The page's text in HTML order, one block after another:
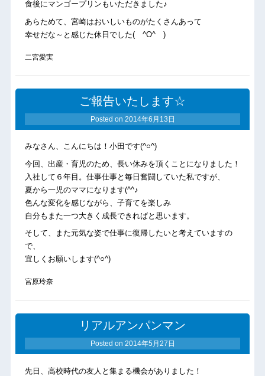
食後にマンゴープリンもいただきました♪
あらためて、宮崎はおいしいものがたくさんあって
幸せだな～と感じた休日でした( ^O^ )
二宮愛実
ご報告いたします☆
Posted on 2014年6月13日
みなさん、こんにちは！小田です(^○^)
今回、出産・育児のため、長い休みを頂くことになりました！
入社して６年目。仕事仕事と毎日奮闘していた私ですが、
夏から一児のママになります(^^♪
色んな変化を感じながら、子育てを楽しみ
自分もまた一つ大きく成長できればと思います。
そして、また元気な姿で仕事に復帰したいと考えていますの
で、
宜しくお願いします(^○^)
宮原玲奈
リアルアンパンマン
Posted on 2014年5月27日
先日、高校時代の友人と集まる機会がありました！